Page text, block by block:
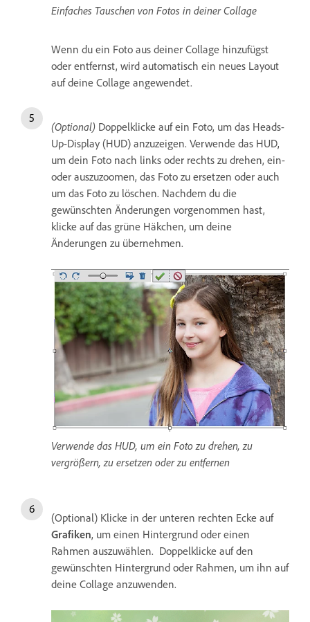
Einfaches Tauschen von Fotos in deiner Collage
Wenn du ein Foto aus deiner Collage hinzufügst
oder entfernst, wird automatisch ein neues Layout
auf deine Collage angewendet.
(Optional) Doppelklicke auf ein Foto, um das Heads-
Up-Display (HUD) anzuzeigen. Verwende das HUD,
um dein Foto nach links oder rechts zu drehen, ein-
oder auszuzoomen, das Foto zu ersetzen oder auch
um das Foto zu löschen. Nachdem du die
gewünschten Änderungen vorgenommen hast,
klicke auf das grüne Häkchen, um deine
Änderungen zu übernehmen.
Verwende das HUD, um ein Foto zu drehen, zu
vergrößern, zu ersetzen oder zu entfernen
(Optional) Klicke in der unteren rechten Ecke auf
Grafiken, um einen Hintergrund oder einen
Rahmen auszuwählen. Doppelklicke auf den
gewünschten Hintergrund oder Rahmen, um ihn auf
deine Collage anzuwenden.